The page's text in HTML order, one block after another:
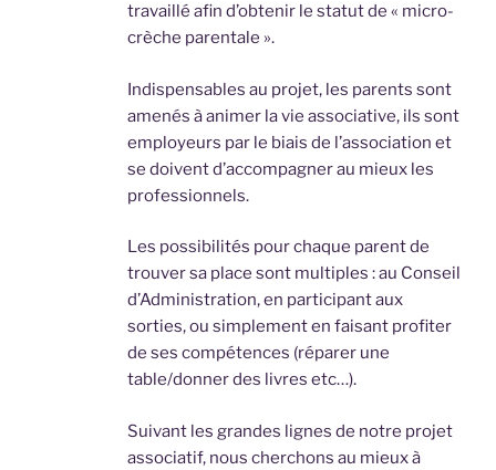
travaillé afin d’obtenir le statut de « micro-
crèche parentale ».
Indispensables au projet, les parents sont
amenés à animer la vie associative, ils sont
employeurs par le biais de l’association et
se doivent d’accompagner au mieux les
professionnels.
Les possibilités pour chaque parent de
trouver sa place sont multiples : au Conseil
d’Administration, en participant aux
sorties, ou simplement en faisant profiter
de ses compétences (réparer une
table/donner des livres etc…).
Suivant les grandes lignes de notre projet
associatif, nous cherchons au mieux à